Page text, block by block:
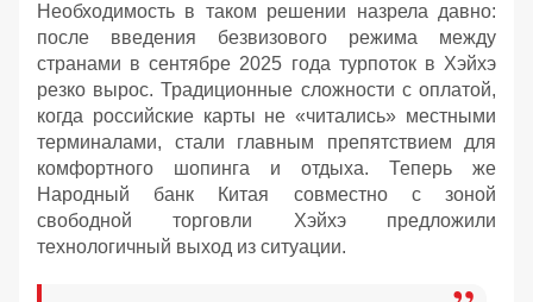
Необходимость в таком решении назрела давно:
после введения безвизового режима между
странами в сентябре 2025 года турпоток в Хэйхэ
резко вырос. Традиционные сложности с оплатой,
когда российские карты не «читались» местными
терминалами, стали главным препятствием для
комфортного шопинга и отдыха. Теперь же
Народный банк Китая совместно с зоной
свободной торговли Хэйхэ предложили
технологичный выход из ситуации.